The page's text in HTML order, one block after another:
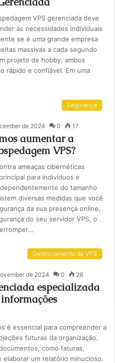
VPS gerenciada deve
às necessidades individuais
se é uma grande empresa
massivas a cada segundo
projeto de hobby, ambos
rápido e confiável. Em uma
Segurança
de 2024 0 17
aumentar a
VPS?
ameaças cibernéticas
para indivíduos e
do tamanho
diversas medidas que você
da sua presença online,
do seu servidor VPS, o
Gerenciamento de VPS
de 2024 0 26
especializada
é essencial para compreender a
futuras da organização.
como faturas,
elaborar um relatório minucioso.